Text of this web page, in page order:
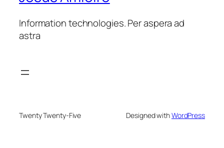
Information technologies. Per aspera ad
astra
Twenty Twenty-Five Designed withWordPress